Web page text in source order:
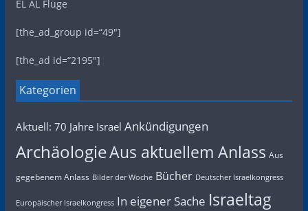
EL AL Flüge
[the_ad_group id=“49″]
[the_ad id=“2195″]
Kategorien
Aktuell: 70 Jahre Israel Ankündigungen
ArchäologieAus aktuellem Anlass Aus
gegebenem Anlass Bilder der Woche Bücher Deutscher Israelkongress
Europäischer Israelkongress In eigener Sache Israeltag